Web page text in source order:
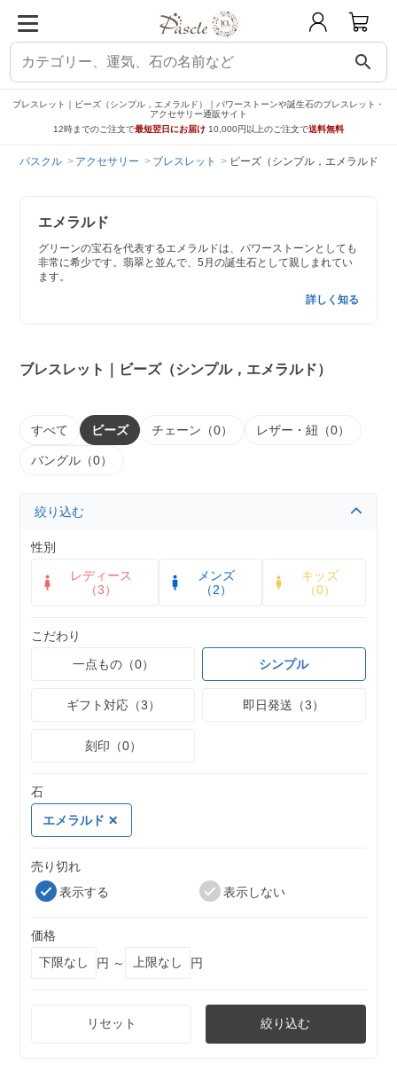
search
ブレスレット｜ビーズ（シンプル，エメラルド）｜パワーストーンや誕生石のブレスレット・
アクセサリー通販サイト
12時までのご注文で最短翌日にお届け 10,000円以上のご注文で送料無料
パスクル アクセサリー ブレスレット ビーズ（シンプル，エメラルド）
エメラルド
グリーンの宝石を代表するエメラルドは、パワーストーンとしても
非常に希少です。翡翠と並んで、5月の誕生石として親しまれてい
ます。
詳しく知る
ブレスレット｜ビーズ（シンプル，エメラルド）
すべて ビーズ チェーン（0） レザー・紐（0）
バングル（0）
絞り込む
性別
レディース
（3）
メンズ
（2）
キッズ
（0）
こだわり
一点もの（0）
シンプル
ギフト対応（3） 即日発送（3）
刻印（0）
石
エメラルド
売り切れ
表示する
表示しない
価格
円 ～
円
リセット 絞り込む